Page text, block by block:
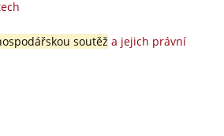
soutěž a jejich právní